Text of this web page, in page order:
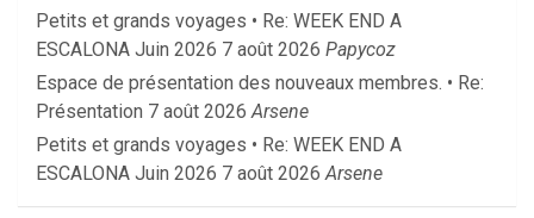
Petits et grands voyages • Re: WEEK END A
ESCALONA Juin 2026 7 août 2026 Papycoz
Espace de présentation des nouveaux membres. • Re:
Présentation 7 août 2026 Arsene
Petits et grands voyages • Re: WEEK END A
ESCALONA Juin 2026 7 août 2026 Arsene